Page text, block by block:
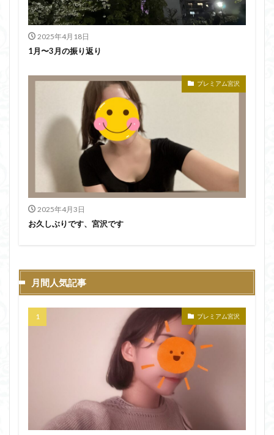
2025年4月18日
1月〜3月の振り返り
プレミアム宮沢
2025年4月3日
お久しぶりです、宮沢です
月間人気記事
プレミアム宮沢